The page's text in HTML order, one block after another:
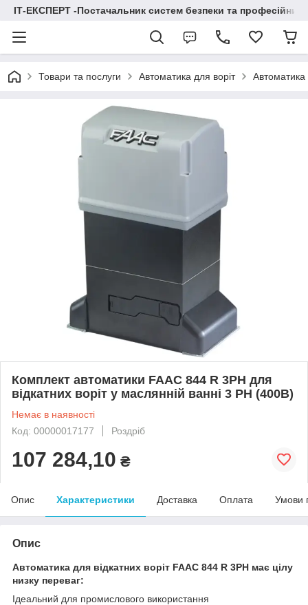
ІТ-ЕКСПЕРТ -Постачальник систем безпеки та професійних
Товари та послуги Автоматика для воріт Автоматика
Комплект автоматики FAAC 844 R 3PH для
відкатних воріт у маслянній ванні 3 PH (400В)
Немає в наявності
Код: 00000017177
Роздріб
107 284,10 ₴
Опис Характеристики Доставка Оплата Умови
Опис
Автоматика для відкатних воріт FAAC 844 R 3PH має цілу
низку переваг:
Ідеальний для промислового використання